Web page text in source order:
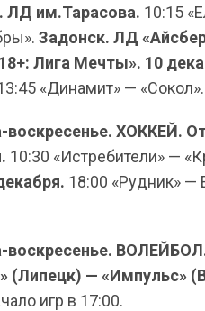
ЛД им.Тарасова. 10:15
Задонск. ЛД
Лига Мечты». 10
«Динамит» — «Сокол».
воскресенье. ХОККЕЙ.
10:30 «Истребители» —
18:00 «Рудник»
воскресенье.
(Липецк) — «Импульс»
игр в 17:00.